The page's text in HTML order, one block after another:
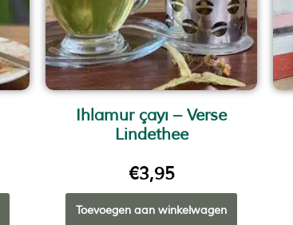
Ihlamur çayı – Verse
Lindethee
€3,95
Toevoegen aan winkelwagen